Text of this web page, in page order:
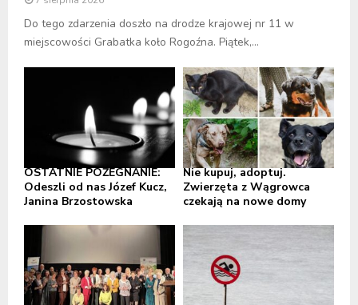
Do tego zdarzenia doszło na drodze krajowej nr 11 w
miejscowości Grabatka koło Rogoźna. Piątek,...
OSTATNIE POŻEGNANIE:
Odeszli od nas Józef Kucz,
Janina Brzostowska
Nie kupuj, adoptuj.
Zwierzęta z Wągrowca
czekają na nowe domy